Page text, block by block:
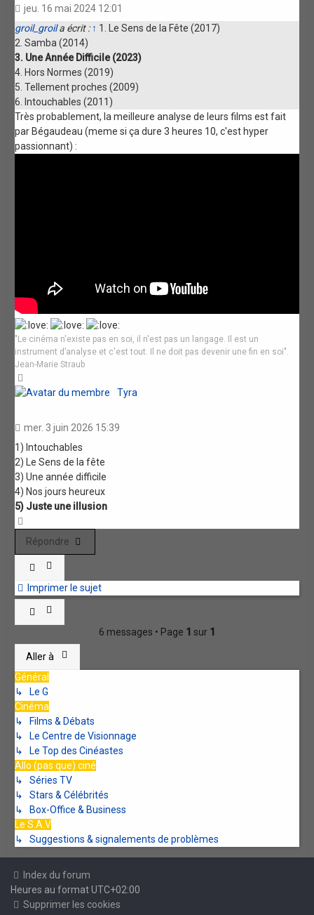
jeu. 16 mai 2024 12:01
groil_groila écrit : ↑ 1. Le Sens de la Fête (2017)
2. Samba (2014)
3. Une Année Difficile (2023)
4. Hors Normes (2019)
5. Tellement proches (2009)
6. Intouchables (2011)
Très probablement, la meilleure analyse de leurs films est fait
par Bégaudeau (meme si ça dure 3 heures 10, c'est hyper
passionnant) :
"Le cinéma n'existe pas en soi, il n'est pas un langage. Il est un
instrument d’analyse et c'est tout. Il ne doit pas devenir une fin en soi".
Jean-Marie Straub
Tyra
mer. 3 juin 2026 15:39
1) Intouchables
2) Le Sens de la fête
3) Une année difficile
4) Nos jours heureux
5) Juste une illusion
Répondre
Imprimer le sujet
6 messages • Page 1 sur 1
Aller à
Général
↳ Le G
Cinéma
↳ Films & Débats
↳ Le Centre de Visionnage
↳ Le Top des Cinéastes
Allo (pas que) ciné
↳ Séries TV
↳ Stars & Célébrités
↳ Box-Office & Business
Le S.A.V
↳ Suggestions & signalements de problèmes
Index du forum
Heures au formatUTC+02:00
Supprimer les cookies